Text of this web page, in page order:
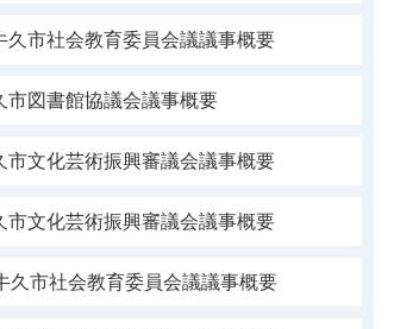
市社会教育委員会議議事概要
市図書館協議会議事概要
市文化芸術振興審議会議事概要
市文化芸術振興審議会議事概要
市社会教育委員会議議事概要